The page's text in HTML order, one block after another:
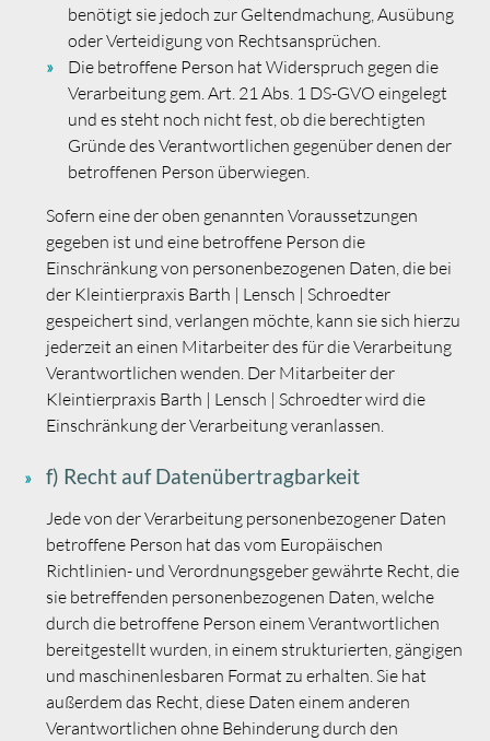
benötigt sie jedoch zur Geltendmachung, Ausübung
oder Verteidigung von Rechtsansprüchen.
Die betroffene Person hat Widerspruch gegen die
Verarbeitung gem. Art. 21 Abs. 1 DS-GVO eingelegt
und es steht noch nicht fest, ob die berechtigten
Gründe des Verantwortlichen gegenüber denen der
betroffenen Person überwiegen.
Sofern eine der oben genannten Voraussetzungen
gegeben ist und eine betroffene Person die
Einschränkung von personenbezogenen Daten, die bei
der Kleintierpraxis Barth | Lensch | Schroedter
gespeichert sind, verlangen möchte, kann sie sich hierzu
jederzeit an einen Mitarbeiter des für die Verarbeitung
Verantwortlichen wenden. Der Mitarbeiter der
Kleintierpraxis Barth | Lensch | Schroedter wird die
Einschränkung der Verarbeitung veranlassen.
f) Recht auf Datenübertragbarkeit
Jede von der Verarbeitung personenbezogener Daten
betroffene Person hat das vom Europäischen
Richtlinien- und Verordnungsgeber gewährte Recht, die
sie betreffenden personenbezogenen Daten, welche
durch die betroffene Person einem Verantwortlichen
bereitgestellt wurden, in einem strukturierten, gängigen
und maschinenlesbaren Format zu erhalten. Sie hat
außerdem das Recht, diese Daten einem anderen
Verantwortlichen ohne Behinderung durch den